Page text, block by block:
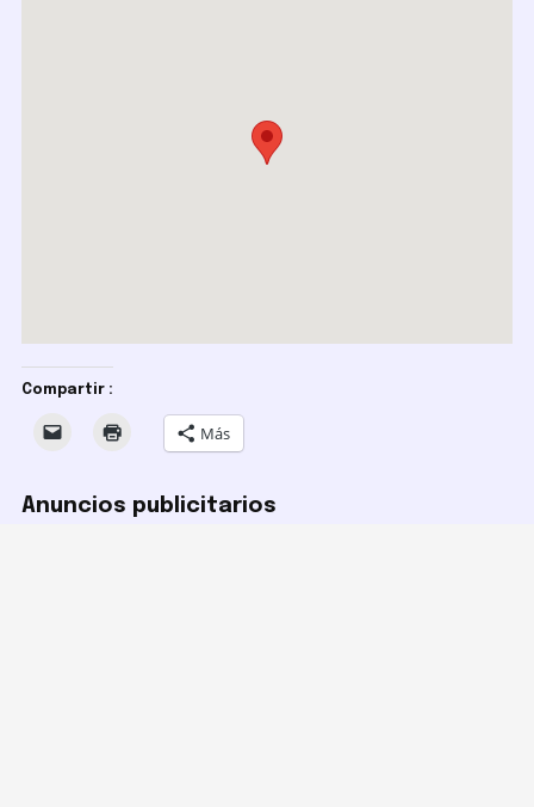
Compartir :
Más
Anuncios publicitarios